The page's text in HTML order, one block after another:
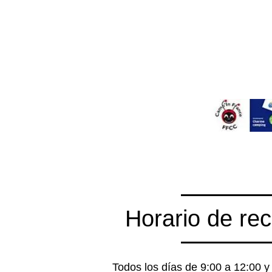
Horario de
Todos los días de 9:00 a 12:00